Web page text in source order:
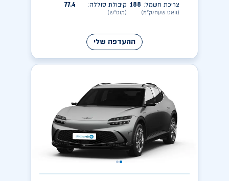
צריכת חשמל:
(וואט שעה/ק״מ)
188 קיבולת סוללה:
(קוט״ש)
77.4
ההעדפה שלי